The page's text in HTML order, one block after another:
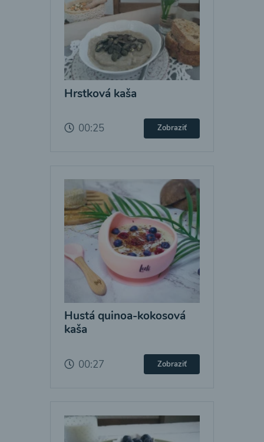
Hrstková kaša
00:25 Zobraziť
Hustá quinoa-kokosová
kaša
00:27 Zobraziť